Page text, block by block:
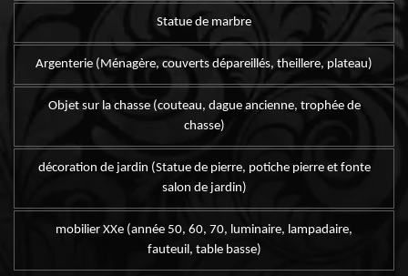
Statue de marbre
Argenterie (Ménagère, couverts dépareillés, theillere, plateau)
Objet sur la chasse (couteau, dague ancienne, trophée de
chasse)
décoration de jardin (Statue de pierre, potiche pierre et fonte
salon de jardin)
mobilier XXe (année 50, 60, 70, luminaire, lampadaire,
fauteuil, table basse)